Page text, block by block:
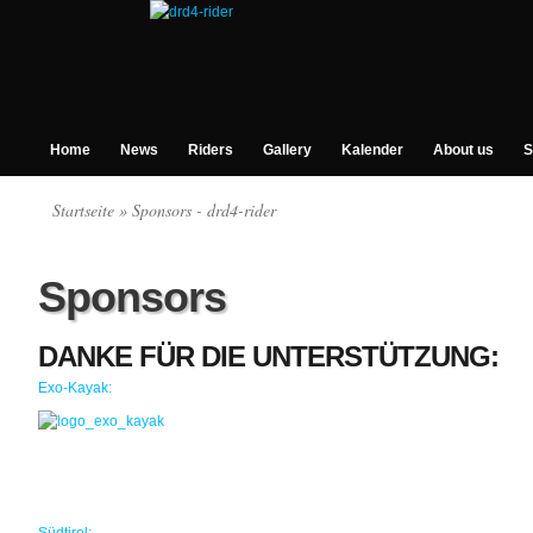
Home News Riders Gallery Kalender About us
Startseite » Sponsors - drd4-rider
Sponsors
DANKE FÜR DIE UNTERSTÜTZUNG:
Exo-Kayak: